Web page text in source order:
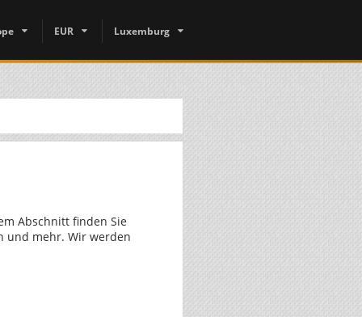
EUR Luxemburg
Abschnitt finden Sie
und mehr. Wir werden